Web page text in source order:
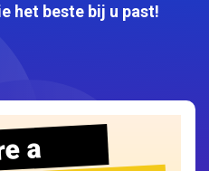
het beste bij u past!
a